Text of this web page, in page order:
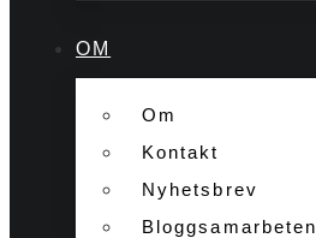
OM
Om
Kontakt
Nyhetsbrev
Bloggsamarbeten